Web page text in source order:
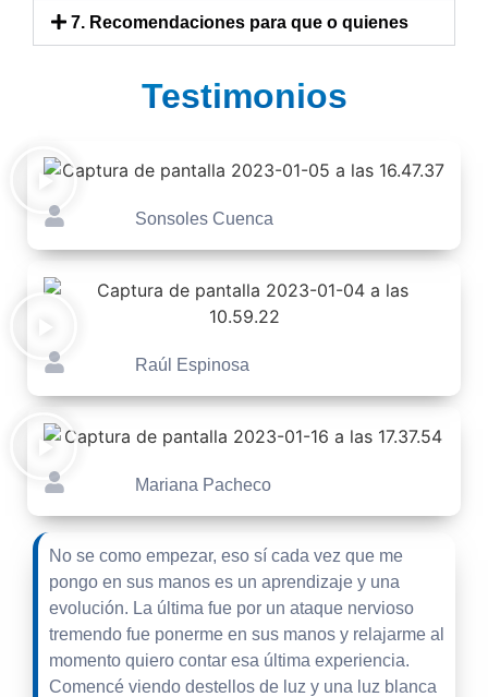
7. Recomendaciones para que o quienes
Testimonios
Sonsoles Cuenca
Raúl Espinosa
Mariana Pacheco
No se como empezar, eso sí cada vez que me
pongo en sus manos es un aprendizaje y una
evolución. La última fue por un ataque nervioso
tremendo fue ponerme en sus manos y relajarme al
momento quiero contar esa última experiencia.
Comencé viendo destellos de luz y una luz blanca